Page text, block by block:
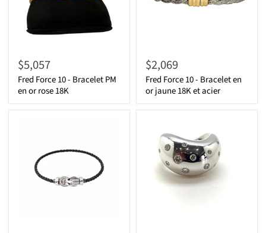
$5,057
Fred Force 10 - Bracelet PM
en or rose 18K
$2,069
Fred Force 10 - Bracelet en
or jaune 18K et acier